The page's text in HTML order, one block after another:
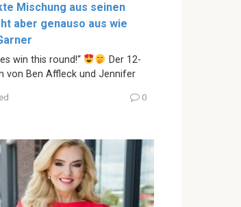
Mischung aus seinen
aber genauso aus wie
win this round!“
Der 12-
von Ben Affleck und Jennifer
0